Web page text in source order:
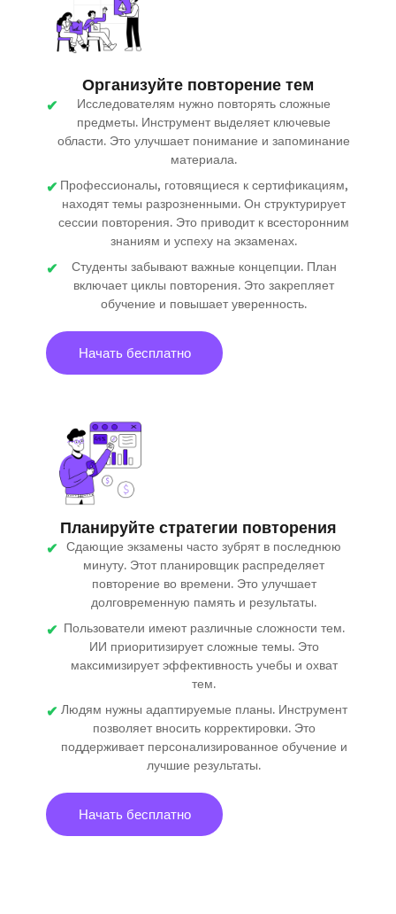
Организуйте повторение тем
Исследователям нужно повторять сложные
предметы. Инструмент выделяет ключевые
области. Это улучшает понимание и запоминание
материала.
Профессионалы, готовящиеся к сертификациям,
находят темы разрозненными. Он структурирует
сессии повторения. Это приводит к всесторонним
знаниям и успеху на экзаменах.
Студенты забывают важные концепции. План
включает циклы повторения. Это закрепляет
обучение и повышает уверенность.
Начать бесплатно
Планируйте стратегии повторения
Сдающие экзамены часто зубрят в последнюю
минуту. Этот планировщик распределяет
повторение во времени. Это улучшает
долговременную память и результаты.
Пользователи имеют различные сложности тем.
ИИ приоритизирует сложные темы. Это
максимизирует эффективность учебы и охват
тем.
Людям нужны адаптируемые планы. Инструмент
позволяет вносить корректировки. Это
поддерживает персонализированное обучение и
лучшие результаты.
Начать бесплатно